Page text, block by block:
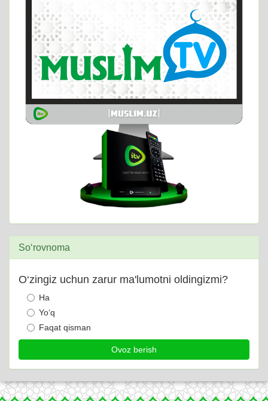
So‘rovnoma
O‘zingiz uchun zarur ma'lumotni oldingizmi?
Ha
Yo‘q
Faqat qisman